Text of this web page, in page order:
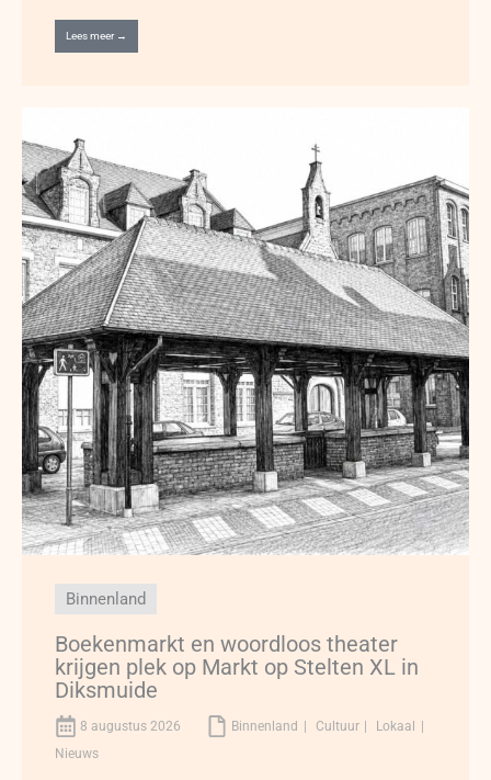
Lees meer →
Binnenland
Boekenmarkt en woordloos theater
krijgen plek op Markt op Stelten XL in
Diksmuide
8 augustus 2026 Binnenland Cultuur
Lokaal
Nieuws